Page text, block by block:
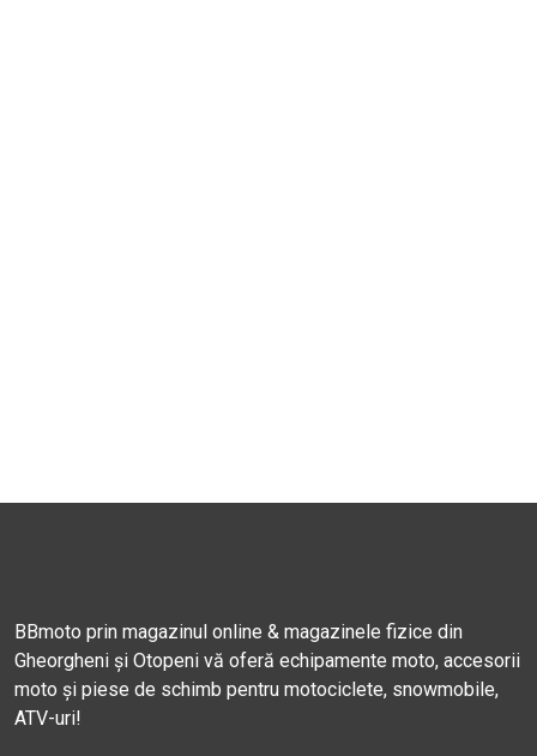
BBmoto prin magazinul online & magazinele fizice din
Gheorgheni și Otopeni vă oferă echipamente moto, accesorii
moto și piese de schimb pentru motociclete, snowmobile,
ATV-uri!